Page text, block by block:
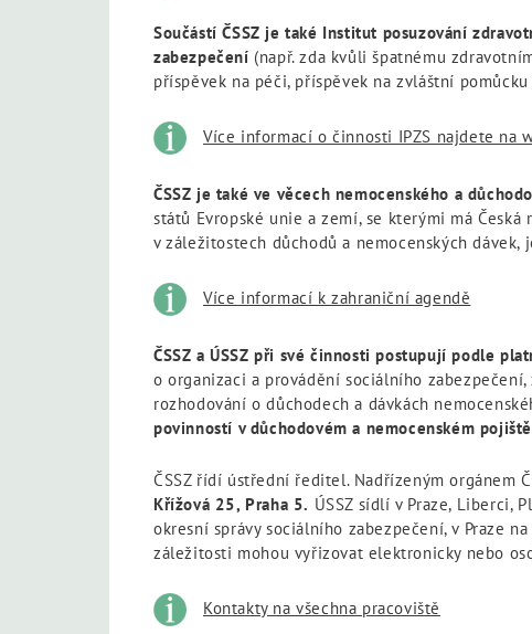
Součástí ČSSZ je také Institut posuzování
zabezpečení (např. zda kvůli špatnému
příspěvek na péči, příspěvek na zvláštní
Více informací o činnosti IPZS najdete na
ČSSZ je také ve věcech nemocenského a
států Evropské unie a zemí, se kterými má
v záležitostech důchodů a nemocenských
Více informací k zahraniční agendě
ČSSZ a ÚSSZ při své činnosti postupují podle
o organizaci a provádění sociálního
rozhodování o důchodech a dávkách
povinností v důchodovém a nemocenském
ČSSZ řídí ústřední ředitel. Nadřízeným orgánem
Křížová 25, Praha 5. ÚSSZ sídlí v Praze, Liberci,
okresní správy sociálního zabezpečení, v Praze
záležitosti mohou vyřizovat elektronicky nebo
Kontakty na všechna pracoviště